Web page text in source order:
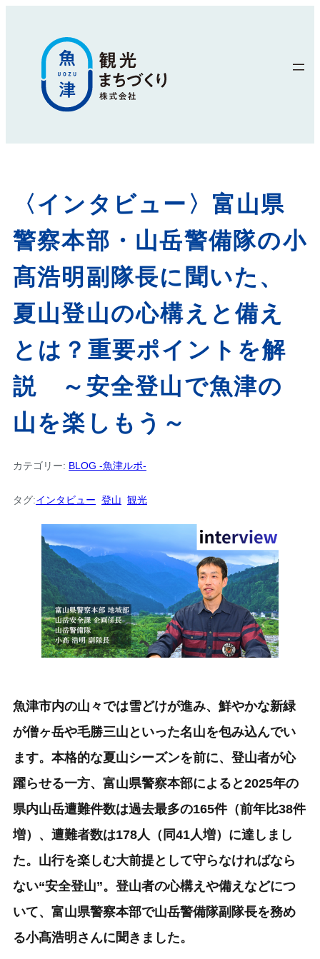
〈インタビュー〉富山県
警察本部・山岳警備隊の小
髙浩明副隊長に聞いた、
夏山登山の心構えと備え
とは？重要ポイントを解
説 ～安全登山で魚津の
山を楽しもう～
カテゴリー: BLOG -魚津ルポ-
タグ:インタビュー 登山 観光
魚津市内の山々では雪どけが進み、鮮やかな新緑
が僧ヶ岳や毛勝三山といった名山を包み込んでい
ます。本格的な夏山シーズンを前に、登山者が心
躍らせる一方、富山県警察本部によると2025年の
県内山岳遭難件数は過去最多の165件（前年比38件
増）、遭難者数は178人（同41人増）に達しまし
た。山行を楽しむ大前提として守らなければなら
ない“安全登山”。登山者の心構えや備えなどにつ
いて、富山県警察本部で山岳警備隊副隊長を務め
る小髙浩明さんに聞きました。